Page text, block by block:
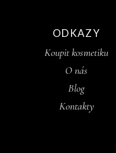
ODKAZY
Koupit kosmetiku
O nás
Blog
Kontakty